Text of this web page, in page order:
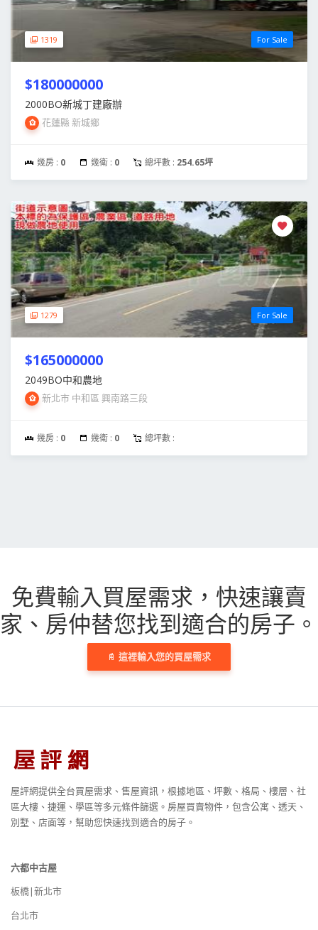
1319 For Sale
$180000000
2000BO新城丁建廠辦
花蓮縣 新城鄉
幾房 : 0 幾衛 : 0 總坪數 : 254.65坪
1279 For Sale
$165000000
2049BO中和農地
新北市 中和區 興南路三段
幾房 : 0 幾衛 : 0 總坪數 :
免費輸入買屋需求， 快速讓賣
家、房仲替您找到適合的房子。
這裡輸入您的買屋需求
屋評網提供全台買屋需求、售屋資訊，根據地區、坪數、格局、樓層、社
區大樓、捷運、學區等多元條件篩選。房屋買賣物件，包含公寓、透天、
別墅、店面等，幫助您快速找到適合的房子。
六都中古屋
板橋|新北市
台北市